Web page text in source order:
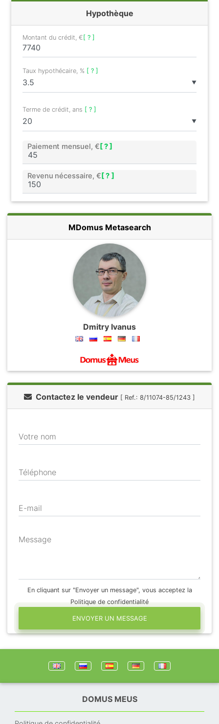
Hypothèque
Montant du crédit, €[ ? ]
▼
Taux hypothécaire, % [ ? ]
▼
Terme de crédit, ans [ ? ]
Paiement mensuel, € [ ? ]
Revenu nécessaire, € [ ? ]
MDomus Metasearch
Dmitry Ivanus
Contactez le vendeur [ Ref.: 8/11074-85/1243 ]
Votre nom
Téléphone
E-mail
Message
En cliquant sur "Envoyer un message", vous acceptez la
Politique de confidentialité
ENVOYER UN MESSAGE
DOMUS MEUS